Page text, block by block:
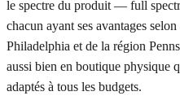
le spectre du produit — full
chacun ayant ses avantages
Philadelphia et de la région
aussi bien en boutique physique
adaptés à tous les budgets.